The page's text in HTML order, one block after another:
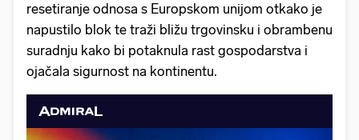
resetiranje odnosa s Europskom unijom otkako je
napustilo blok te traži bližu trgovinsku i obrambenu
suradnju kako bi potaknula rast gospodarstva i
ojačala sigurnost na kontinentu.